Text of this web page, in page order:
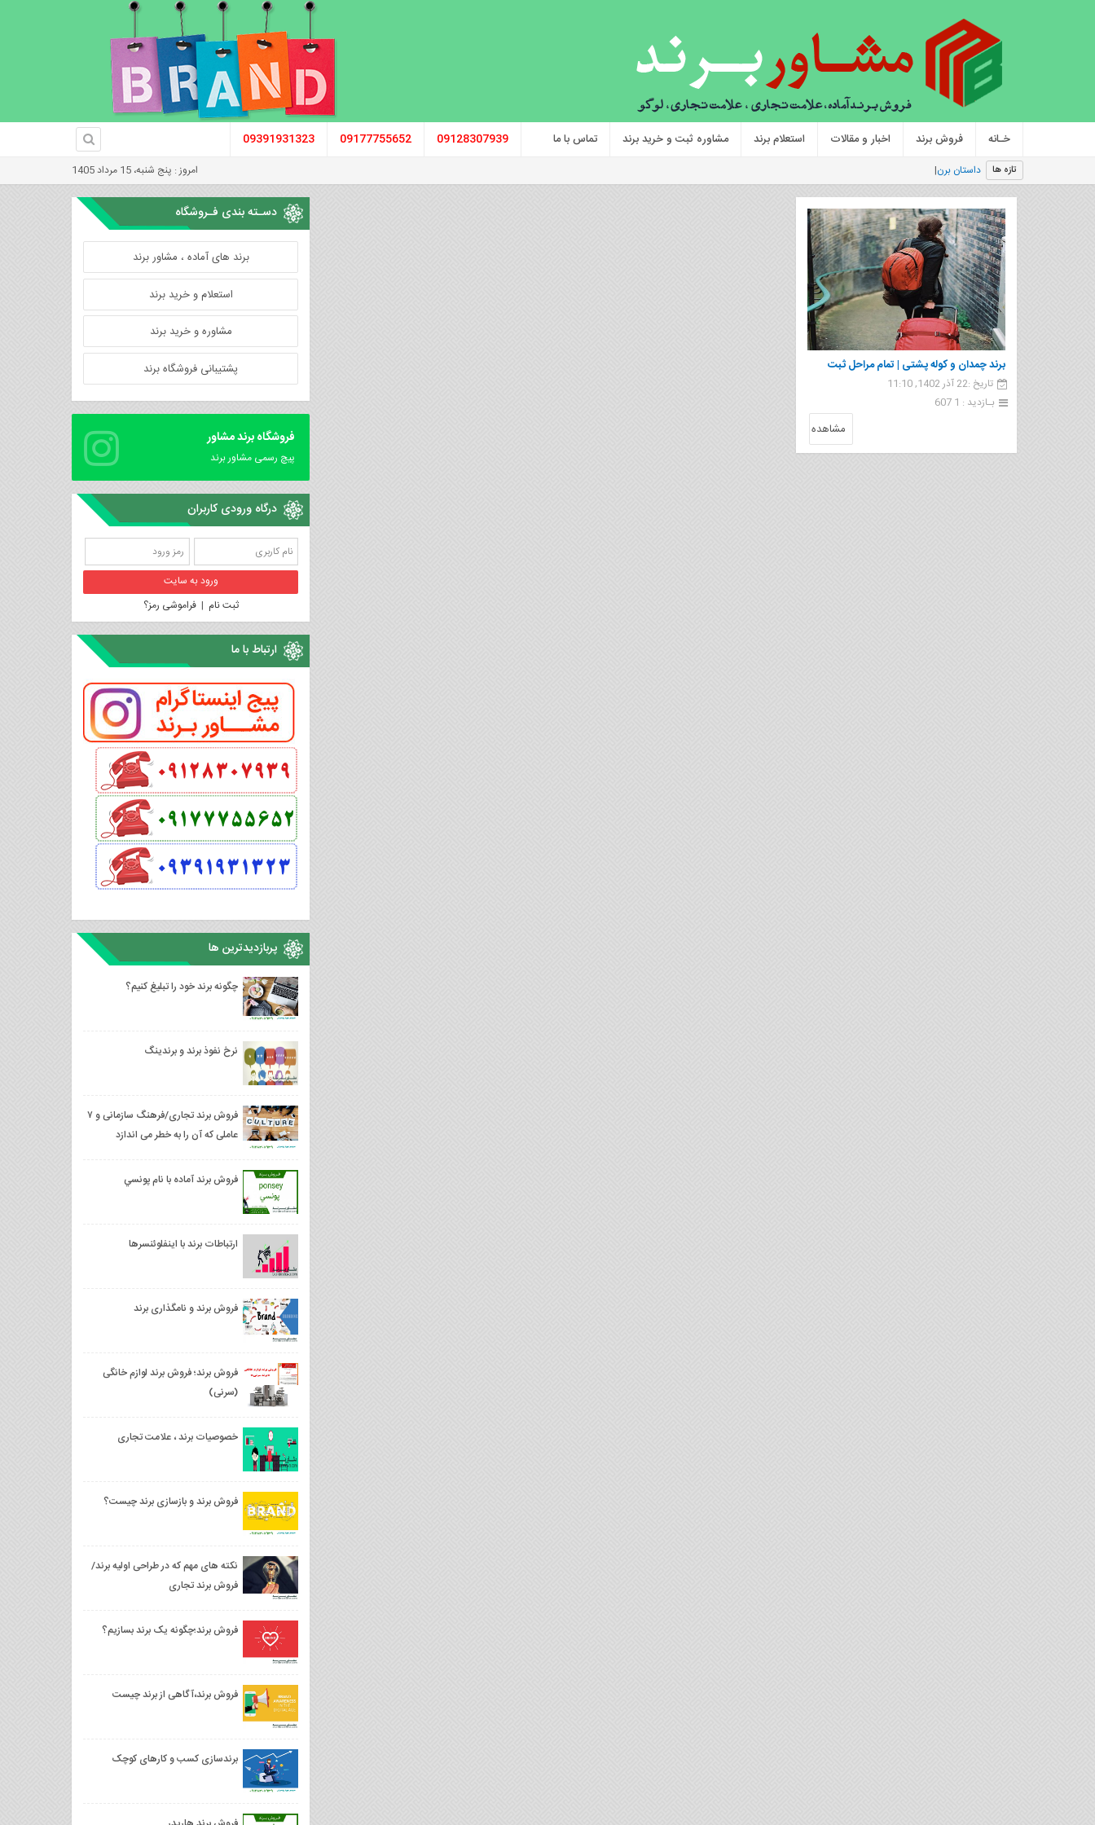
خـانه فروش برند اخبار و مقالات استعلام برند مشاوره ثبت و خرید برند تماس با ما 09128307939
09177755652
09391931323
تازه ها داستان برند کولگیت و فروش امروز : پنج شنبه، 15 مرداد 1405
برند چمدان و کوله پشتی | تمام مراحل ثبت
تاریخ :22 آذر 1402, 11:10
بـازدید : 1 607
مشاهده
دسـته بندی فـروشگاه
برند های آماده ، مشاور برند
استعلام و خرید برند
مشاوره و خرید برند
پشتیبانی فروشگاه برند
فروشگاه برند مشاور
پیچ رسمی مشاور برند
درگاه ورودی کاربران
ثبت نام |فراموشی رمز؟
ارتباط با ما
پربازدیدترین ها
چگونه برند خود را تبلیغ کنیم؟
نرخ نفوذ برند و برندینگ
فروش برند تجاری/فرهنگ سازمانی و ۷
عاملی که آن را به خطر می اندازد
فروش برند آماده با نام پونسي
ارتباطات برند با اینفلوئنسرها
فروش برند و نامگذاری برند
فروش برند؛ فروش برند لوازم خانگی
(سرنی)
خصوصیات برند ، علامت تجاری
فروش برند و بازسازی برند چیست؟
نکته های مهم که در طراحی اولیه برند/
فروش برند تجاری
فروش برند؛چگونه یک برند بسازیم؟
فروش برند،آگاهی از برند چیست
برندسازی کسب و کارهای کوچک